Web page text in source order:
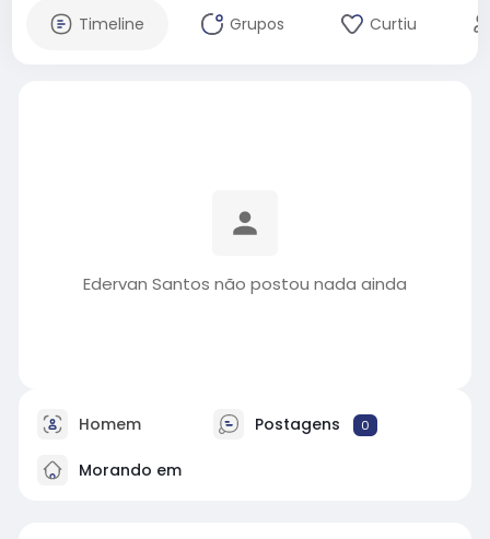
Timeline Grupos Curtiu
Edervan Santos não postou nada ainda
Homem Postagens 0
Morando em